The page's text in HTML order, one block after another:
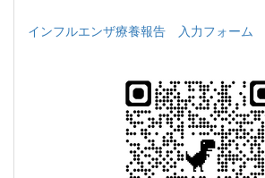
インフルエンザ療養報告 入力フォーム